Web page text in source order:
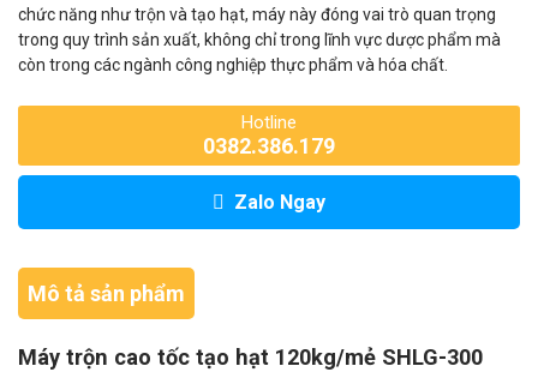
chức năng như trộn và tạo hạt, máy này đóng vai trò quan trọng
trong quy trình sản xuất, không chỉ trong lĩnh vực dược phẩm mà
còn trong các ngành công nghiệp thực phẩm và hóa chất.
Hotline
0382.386.179
Zalo Ngay
Mô tả sản phẩm
Máy trộn cao tốc tạo hạt 120kg/mẻ SHLG-300